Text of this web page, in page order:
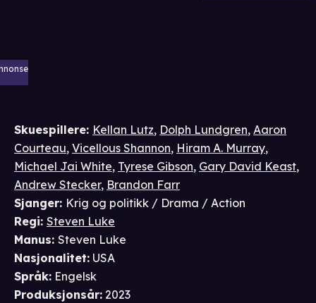
Skuespillere: Kellan Lutz, Dolph Lundgren, Aaron
Courteau, Vicellous Shannon, Hiram A. Murray,
Michael Jai White, Tyrese Gibson, Gary David Keast,
Andrew Stecker, Brandon Farr
Sjanger: Krig og politikk / Drama / Action
Regi: Steven Luke
Manus: Steven Luke
Nasjonalitet: USA
Språk: Engelsk
Produksjonsår: 2023